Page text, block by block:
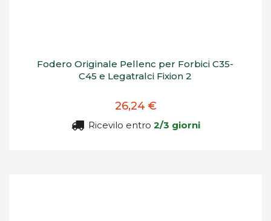
Fodero Originale Pellenc per Forbici C35-
C45 e Legatralci Fixion 2
26,24 €
Ricevilo entro 2/3 giorni